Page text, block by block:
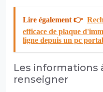
Lire également 👉
efficace de plaque
ligne depuis un pc
Les informations
renseigner